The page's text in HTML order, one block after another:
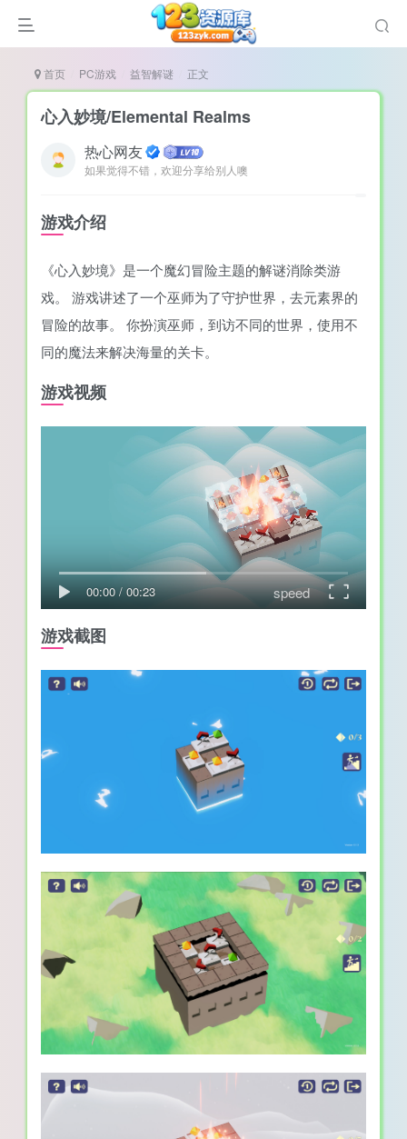
（摸鱼游戏）
首页 PC游戏 益智解谜 正文
心入妙境/Elemental Realms
热心网友
如果觉得不错，欢迎分享给别人噢
游戏介绍
《心入妙境》是一个魔幻冒险主题的解谜消除类游
戏。 游戏讲述了一个巫师为了守护世界，去元素界的
冒险的故事。 你扮演巫师，到访不同的世界，使用不
同的魔法来解决海量的关卡。
游戏视频
00:00/ 00:23 speed
游戏截图